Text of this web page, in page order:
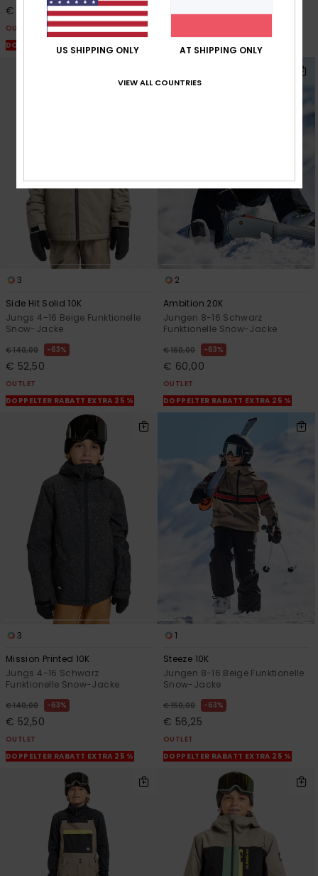
€ 46,87
OUTLET
DOPPELTER RABATT EXTRA 25 %
DOPPELTER RABATT EXTRA 25 %
3
Side Hit Solid 10K
Jungs 4-16 Beige Funktionelle
Snow-Jacke
€ 140,00 63%
€ 52,50
OUTLET
DOPPELTER RABATT EXTRA 25 %
2
Ambition 20K
Jungen 8-16 Schwarz
Funktionelle Snow-Jacke
€ 160,00 63%
€ 60,00
OUTLET
DOPPELTER RABATT EXTRA 25 %
3
Mission Printed 10K
Jungs 4-16 Schwarz
Funktionelle Snow-Jacke
€ 140,00 63%
€ 52,50
OUTLET
DOPPELTER RABATT EXTRA 25 %
1
Steeze 10K
Jungen 8-16 Beige Funktionelle
Snow-Jacke
€ 150,00 63%
€ 56,25
OUTLET
DOPPELTER RABATT EXTRA 25 %
US SHIPPING ONLY AT SHIPPING ONLY
VIEW ALL COUNTRIES